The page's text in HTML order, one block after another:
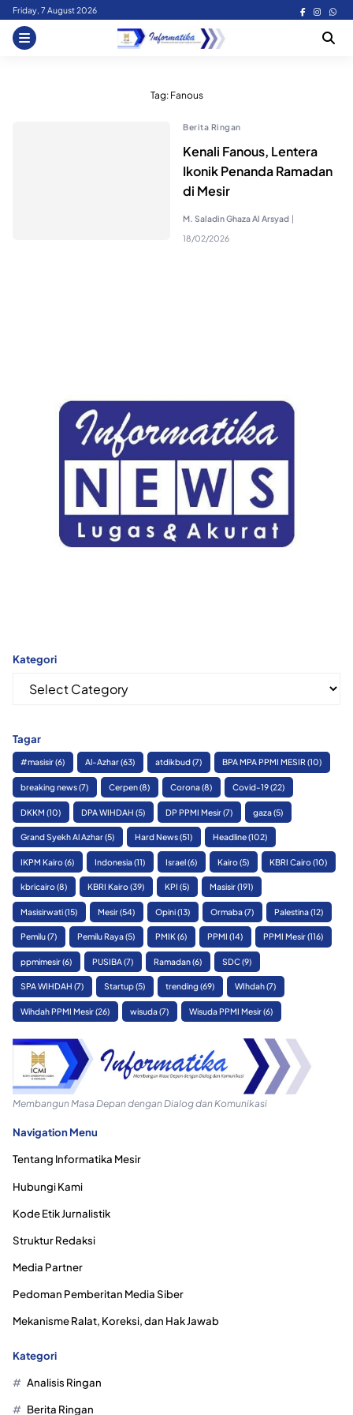
Skip
content
Friday, 7 August 2026
Tag: Fanous
Berita Ringan
Kenali Fanous, Lentera
Ikonik Penanda Ramadan
di Mesir
M. Saladin Ghaza Al Arsyad |
18/02/2026
Kategori
Kategori
Tagar
#masisir(6) Al-Azhar(63) atdikbud(7) BPA MPA PPMI MESIR(10)
breaking news(7) Cerpen(8) Corona(8) Covid-19(22)
DKKM (10) DPA WIHDAH (5) DP PPMI Mesir(7) gaza(5)
Grand Syekh Al Azhar(5) Hard News(51) Headline(102)
IKPM Kairo(6) Indonesia(11) Israel(6) Kairo(5) KBRI Cairo(10)
kbricairo(8) KBRI Kairo(39) KPI (5) Masisir(191)
Masisirwati(15) Mesir(54) Opini(13) Ormaba(7) Palestina(12)
Pemilu(7) Pemilu Raya(5) PMIK(6) PPMI (14) PPMI Mesir(116)
ppmimesir(6) PUSIBA(7) Ramadan(6) SDC(9)
SPA WIHDAH (7) Startup(5) trending (69) WIhdah(7)
Wihdah PPMI Mesir(26) wisuda(7) Wisuda PPMI Mesir(6)
Membangun Masa Depan dengan Dialog dan Komunikasi
Navigation Menu
Tentang Informatika Mesir
Hubungi Kami
Kode Etik Jurnalistik
Struktur Redaksi
Media Partner
Pedoman Pemberitan Media Siber
Mekanisme Ralat, Koreksi, dan Hak Jawab
Kategori
Analisis Ringan
Berita Ringan